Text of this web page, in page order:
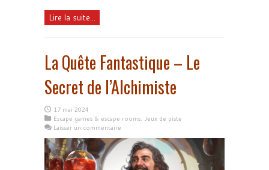
Lire la suite...
La Quête Fantastique – Le
Secret de l’Alchimiste
17 mai 2024
Escape games & escape rooms, Jeux de piste
Laisser un commentaire